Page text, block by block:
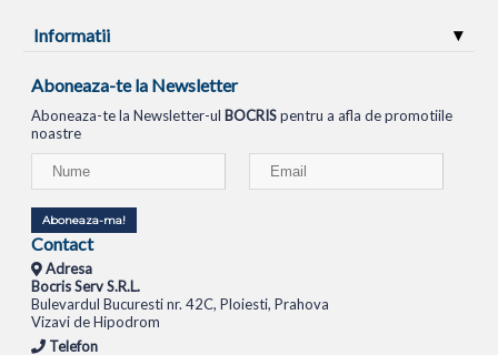
Informatii
Aboneaza-te la Newsletter
Aboneaza-te la Newsletter-ul BOCRISpentru a afla de promotiile
noastre
Aboneaza-ma!
Contact
Adresa
Bocris Serv S.R.L.
Bulevardul Bucuresti nr. 42C, Ploiesti, Prahova
Vizavi de Hipodrom
Telefon